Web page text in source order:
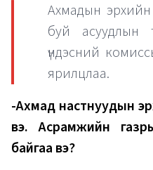
Ахмадын
буй асуудлын
үндэсний
ярилцлаа.
-Ахмад настнуудын
вэ. Асрамжийн
байгаа вэ?